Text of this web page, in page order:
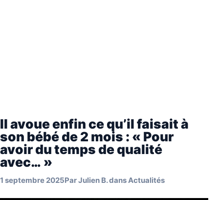
Il avoue enfin ce qu’il faisait à
son bébé de 2 mois : « Pour
avoir du temps de qualité
avec… »
1 septembre 2025ParJulien B.dansActualités